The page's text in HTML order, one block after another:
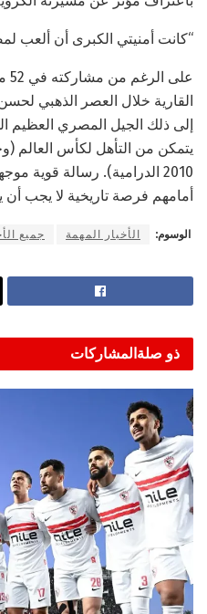
“كانت أمنيتي الكبرى أن ألعب
القارية خلال العصر الذهبي
إلى ذلك الجيل المصري العظيم
يتمكن من التأهل لكأس العالم
2010 الدرامية). رسالة قوية
أمامهم فرصة تاريخية لا يجب أن
الوسوم: الأخبار المهمة جميع
ذو صلةالمشاركات